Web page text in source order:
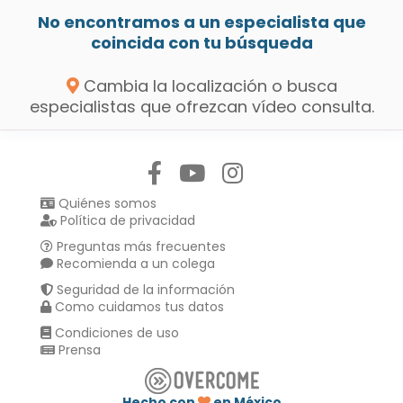
No encontramos a un especialista que
coincida con tu búsqueda
Cambia la localización o busca
especialistas que ofrezcan vídeo consulta.
Quiénes somos
Política de privacidad
Preguntas más frecuentes
Recomienda a un colega
Seguridad de la información
Como cuidamos tus datos
Condiciones de uso
Prensa